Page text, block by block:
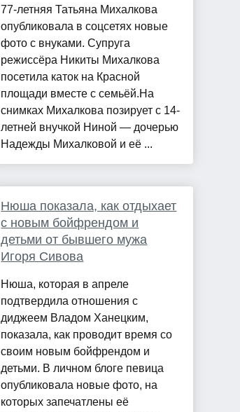
77-летняя Татьяна Михалкова
опубликовала в соцсетях новые
фото с внуками. Супруга
режиссёра Никиты Михалкова
посетила каток на Красной
площади вместе с семьёй.На
снимках Михалкова позирует с 14-
летней внучкой Ниной — дочерью
Надежды Михалковой и её ...
Нюша показала, как отдыхает
с новым бойфрендом и
детьми от бывшего мужа
Игоря Сивова
Нюша, которая в апреле
подтвердила отношения с
диджеем Владом Ханецким,
показала, как проводит время со
своим новым бойфрендом и
детьми. В личном блоге певица
опубликовала новые фото, на
которых запечатлены её